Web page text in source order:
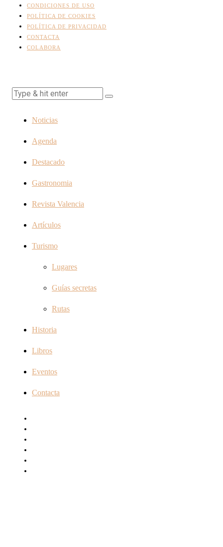
CONDICIONES DE USO
POLÍTICA DE COOKIES
POLÍTICA DE PRIVACIDAD
CONTACTA
COLABORA
Noticias
Agenda
Destacado
Gastronomia
Revista Valencia
Artículos
Turismo
Lugares
Guías secretas
Rutas
Historia
Libros
Eventos
Contacta